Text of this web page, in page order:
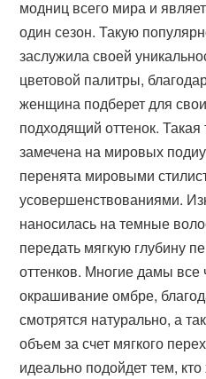
модниц всего мира и
один сезон. Такую
заслужила своей
цветовой палитры,
женщина подберет для
подходящий оттенок.
замечена на мировых
перенята мировыми
усовершенствованиями.
наносилась на темные
передать мягкую глубину
оттенков. Многие дамы
окрашивание омбре,
смотрятся натурально, а
объем за счет мягкого
идеально подойдет тем,